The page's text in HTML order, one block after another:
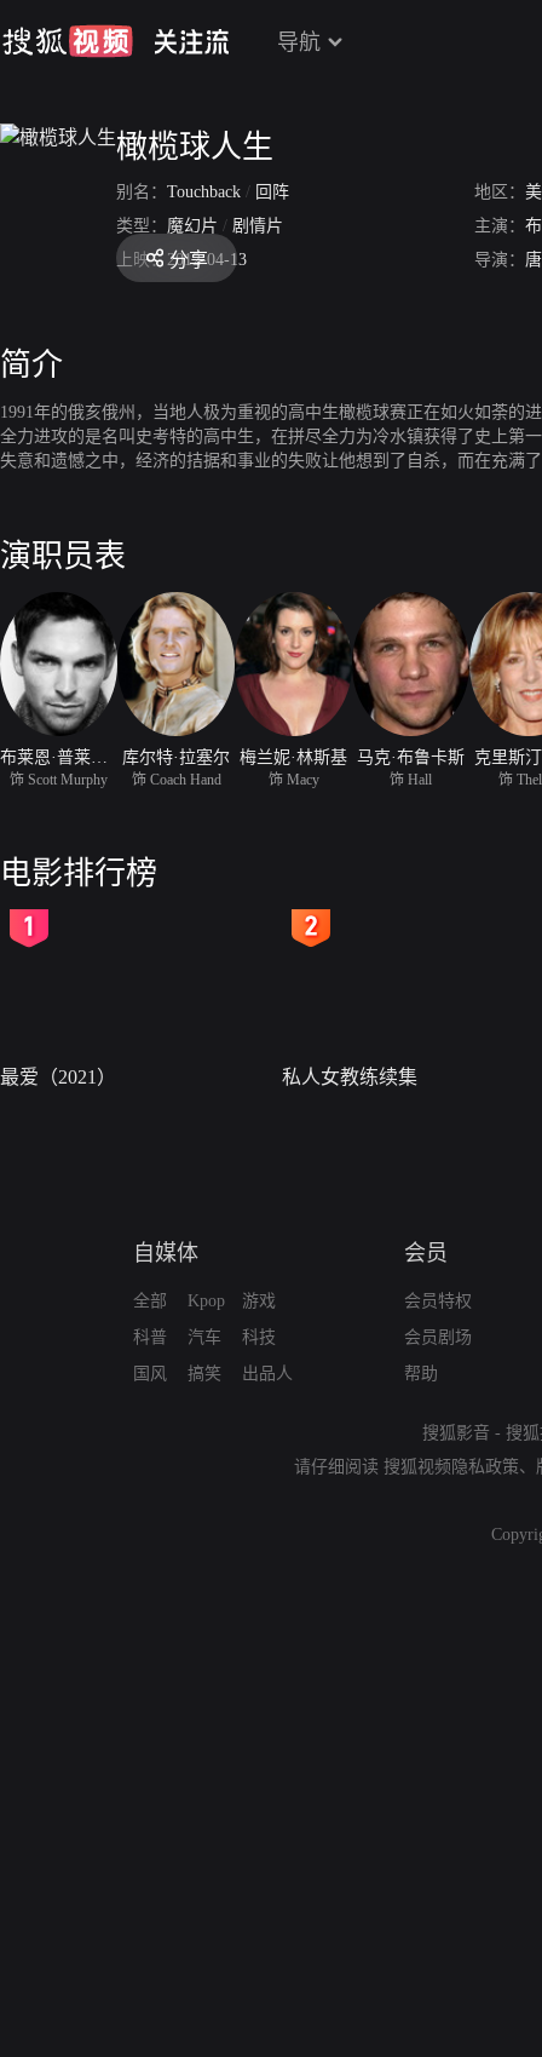
导航
橄榄球人生
别名： Touchback / 回阵 地区：
类型： 魔幻片 / 剧情片 主演：
上映： 2012-04-13 导演：
分享
简介
1991年的俄亥俄州，当地人极为重视的高中生橄榄球赛正在如火如荼
全力进攻的是名叫史考特的高中生，在拼尽全力为冷水镇获得了史上第
失意和遗憾之中，经济的拮据和事业的失败让他想到了自杀，而在充满
演职员表
饰 Scott Murphy
库尔特·拉塞尔
饰 Coach Hand
梅兰妮·林斯基
饰 Macy
马克·布鲁卡斯
饰 Hall
克里斯
饰
电影排行榜
最爱（2021） 私人女教练续集
自媒体
全部
科普
国风
Kpop
汽车
搞笑
游戏
科技
出品人
会员
会员特权
会员剧场
帮助
搜狐影音 - 搜
请仔细阅读 搜狐视频隐私政策、